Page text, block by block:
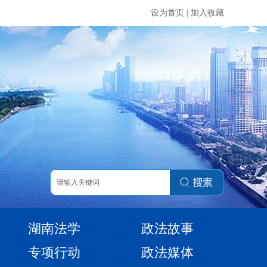
设为首页 加入收藏
湖南法学
政法故事
专项行动
政法媒体